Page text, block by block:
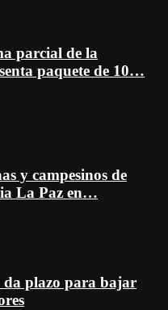
parcial de la
paquete de 10…
y campesinos de
La Paz en…
plazo para bajar